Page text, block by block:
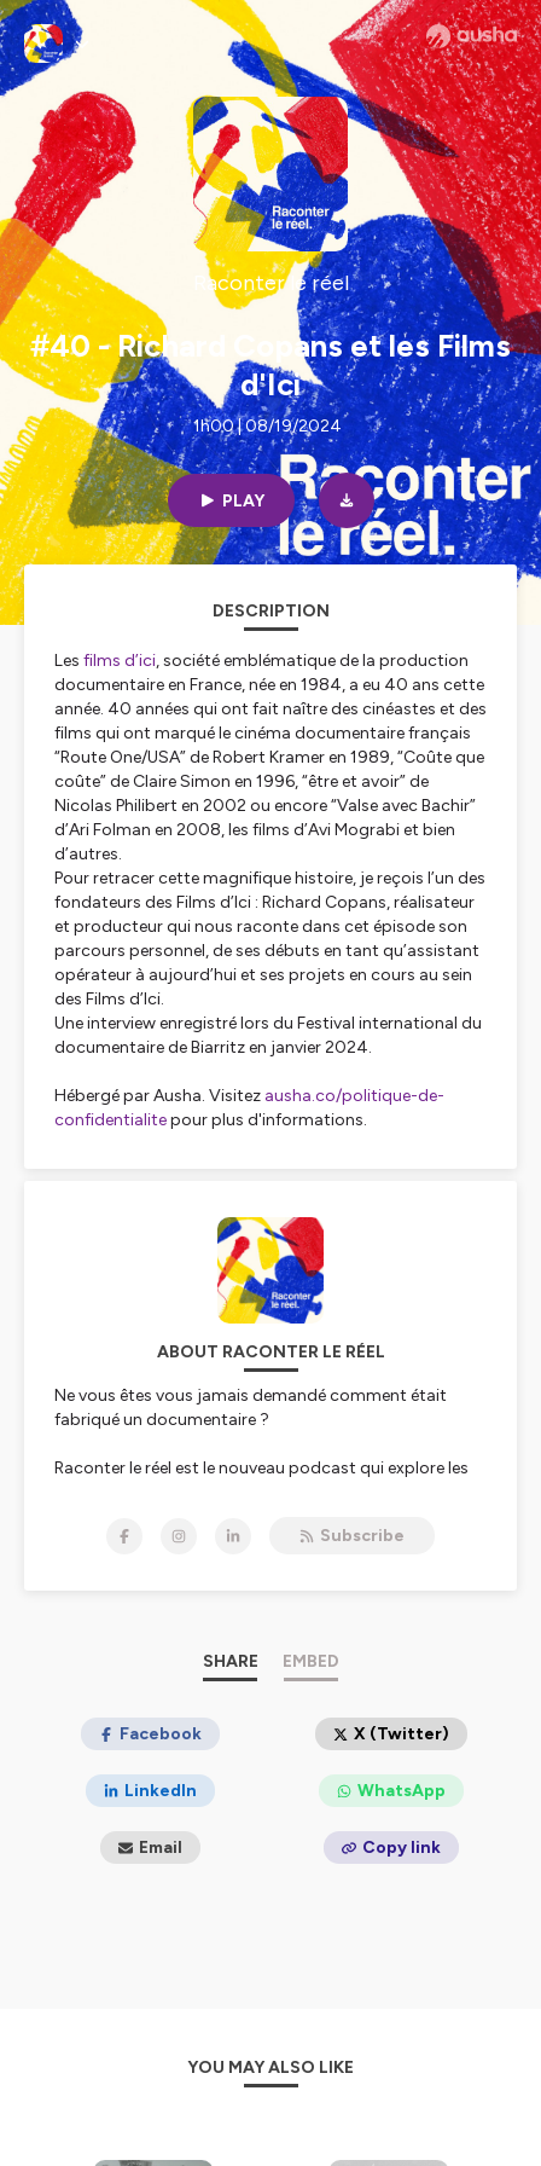
Raconter le réel
#40 - Richard Copans et les Films
d'Ici
1h00 | 08/19/2024
PLAY
DESCRIPTION
Les films d’ici, société emblématique de la production
documentaire en France, née en 1984, a eu 40 ans cette
année. 40 années qui ont fait naître des cinéastes et des
films qui ont marqué le cinéma documentaire français
“Route One/USA” de Robert Kramer en 1989, “Coûte que
coûte” de Claire Simon en 1996, “être et avoir” de
Nicolas Philibert en 2002 ou encore “Valse avec Bachir”
d’Ari Folman en 2008, les films d’Avi Mograbi et bien
d’autres.
Pour retracer cette magnifique histoire, je reçois l’un des
fondateurs des Films d’Ici : Richard Copans, réalisateur
et producteur qui nous raconte dans cet épisode son
parcours personnel, de ses débuts en tant qu’assistant
opérateur à aujourd’hui et ses projets en cours au sein
des Films d’Ici.
Une interview enregistré lors du Festival international du
documentaire de Biarritz en janvier 2024.
Hébergé par Ausha. Visitez ausha.co/politique-de-
confidentialitepour plus d'informations.
ABOUT RACONTER LE RÉEL
Ne vous êtes vous jamais demandé comment était
fabriqué un documentaire ?
Raconter le réel est le nouveau podcast qui explore les
personnes qui permettent aux documentaires de
Hébergé par Ausha. Visitez
ausha.co/politique-de-
pour plus d'informations.
Subscribe
SHARE EMBED
Facebook X (Twitter)
LinkedIn WhatsApp
Email Copy link
YOU MAY ALSO LIKE